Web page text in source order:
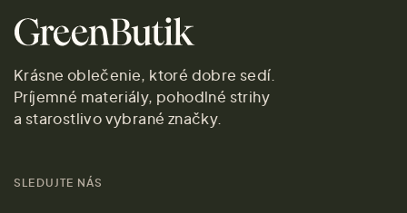
Krásne oblečenie, ktoré dobre sedí.
Príjemné materiály, pohodlné strihy
a starostlivo vybrané značky.
SLEDUJTE NÁS